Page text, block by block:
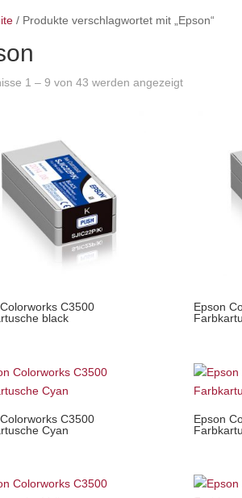
/ Produkte verschlagwortet mit „Epson“
1 – 9 von 43 werden angezeigt
C3500
black
Epson
C3500
Cyan
Epson